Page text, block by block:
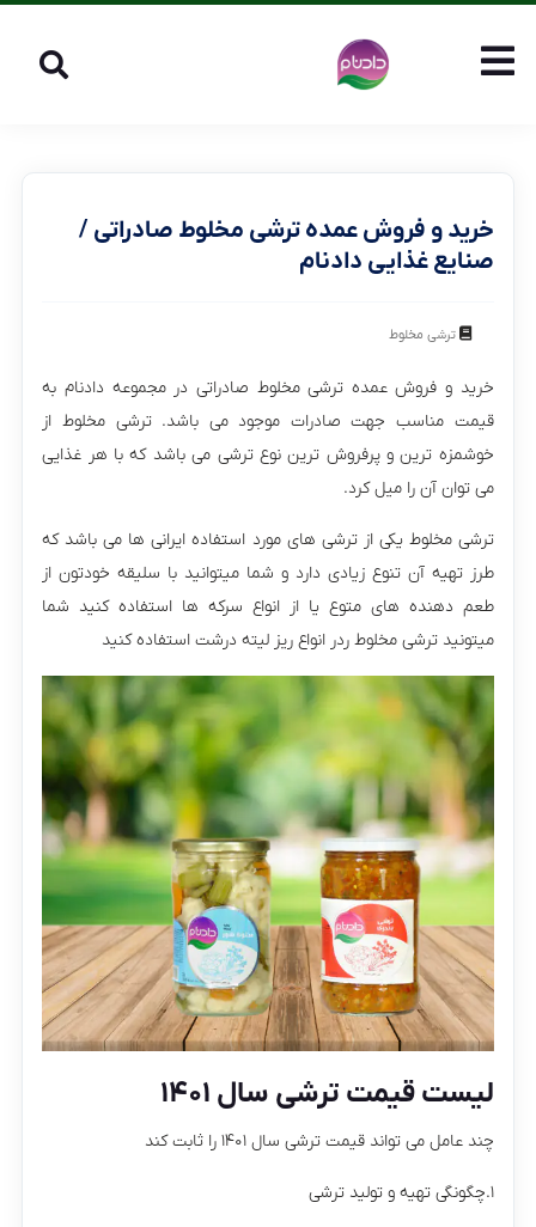
خرید و فروش عمده ترشی مخلوط صادراتی /
صنایع غذایی دادنام
ترشی مخلوط
خرید و فروش عمده ترشی مخلوط صادراتی در مجموعه دادنام به
قیمت مناسب جهت صادرات موجود می باشد. ترشی مخلوط از
خوشمزه ترین و پرفروش ترین نوع ترشی می باشد که با هر غذایی
می توان آن را میل کرد.
ترشی مخلوط یکی از ترشی های مورد استفاده ایرانی ها می باشد که
طرز تهیه آن تنوع زیادی دارد و شما میتوانید با سلیقه خودتون از
طعم دهنده های متوع یا از انواع سرکه ها استفاده کنید شما
میتونید ترشی مخلوط ردر انواع ریز لیته درشت استفاده کنید
لیست قیمت ترشی سال ۱۴۰۱
چند عامل می تواند قیمت ترشی سال ۱۴۰۱ را ثابت کند
۱.چگونگی تهیه و تولید ترشی